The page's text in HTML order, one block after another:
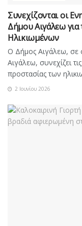
Συνεχίζονται οι
Δήμου Αιγάλεω
Ηλικιωμένων
Ο Δήμος Αιγάλεω, σε
Αιγάλεω, συνεχίζει
προστασίας των
2 Ιουνίου 2026